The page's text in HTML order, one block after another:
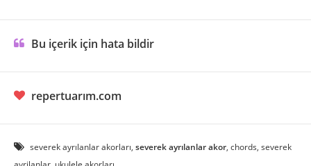
Bu içerik için hata bildir
repertuarım.com
severek ayrılanlar akorları, severek ayrılanlar akor, chords, severek